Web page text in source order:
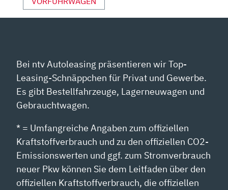
Bei ntv Autoleasing präsentieren wir Top-
Leasing-Schnäppchen für Privat und Gewerbe.
Es gibt Bestellfahrzeuge, Lagerneuwagen und
Gebrauchtwagen.
* = Umfangreiche Angaben zum offiziellen
Kraftstoffverbrauch und zu den offiziellen CO2-
Emissionswerten und ggf. zum Stromverbrauch
neuer Pkw können Sie dem Leitfaden über den
offiziellen Kraftstoffverbrauch, die offiziellen